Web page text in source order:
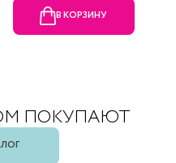
В КОРЗИНУ
ПОКУПАЮТ